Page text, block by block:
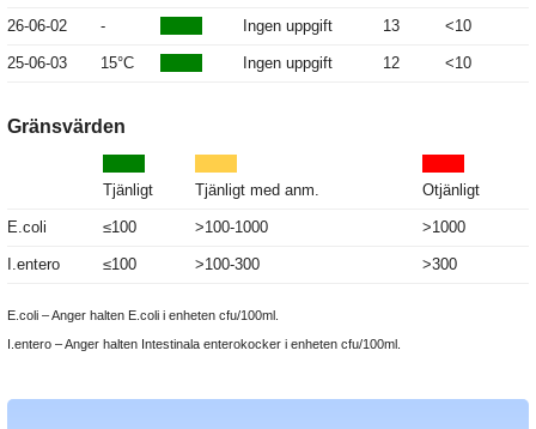
26-06-02 - Ingen uppgift 13 <10
25-06-03 15°C Ingen uppgift 12 <10
Gränsvärden
Tjänligt Tjänligt med anm. Otjänligt
E.coli ≤100 >100-1000 >1000
I.entero ≤100 >100-300 >300
E.coli – Anger halten E.coli i enheten cfu/100ml.
I.entero – Anger halten Intestinala enterokocker i enheten cfu/100ml.